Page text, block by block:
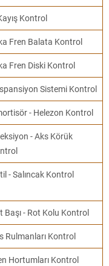
Kontrol
Fren Balata Kontrol
Fren Diski Kontrol
Sistemi Kontrol
- Helezon Kontrol
- Aks Körük
- Salıncak Kontrol
Başı - Rot Kolu Kontrol
Rulmanları Kontrol
Hortumları Kontrol